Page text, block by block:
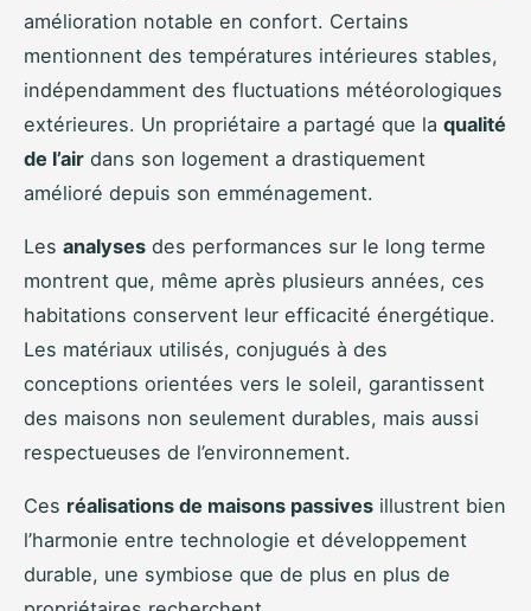
amélioration notable en confort. Certains
mentionnent des températures intérieures stables,
indépendamment des fluctuations météorologiques
extérieures. Un propriétaire a partagé que la qualité
de l’air dans son logement a drastiquement
amélioré depuis son emménagement.
Les analyses des performances sur le long terme
montrent que, même après plusieurs années, ces
habitations conservent leur efficacité énergétique.
Les matériaux utilisés, conjugués à des
conceptions orientées vers le soleil, garantissent
des maisons non seulement durables, mais aussi
respectueuses de l’environnement.
Ces réalisations de maisons passives illustrent bien
l’harmonie entre technologie et développement
durable, une symbiose que de plus en plus de